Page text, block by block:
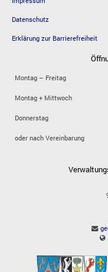
Datenschutz
Erklärung zur Barrierefreiheit
Montag – Freitag
Montag + Mittwoch
Donnerstag
oder nach Vereinbarung